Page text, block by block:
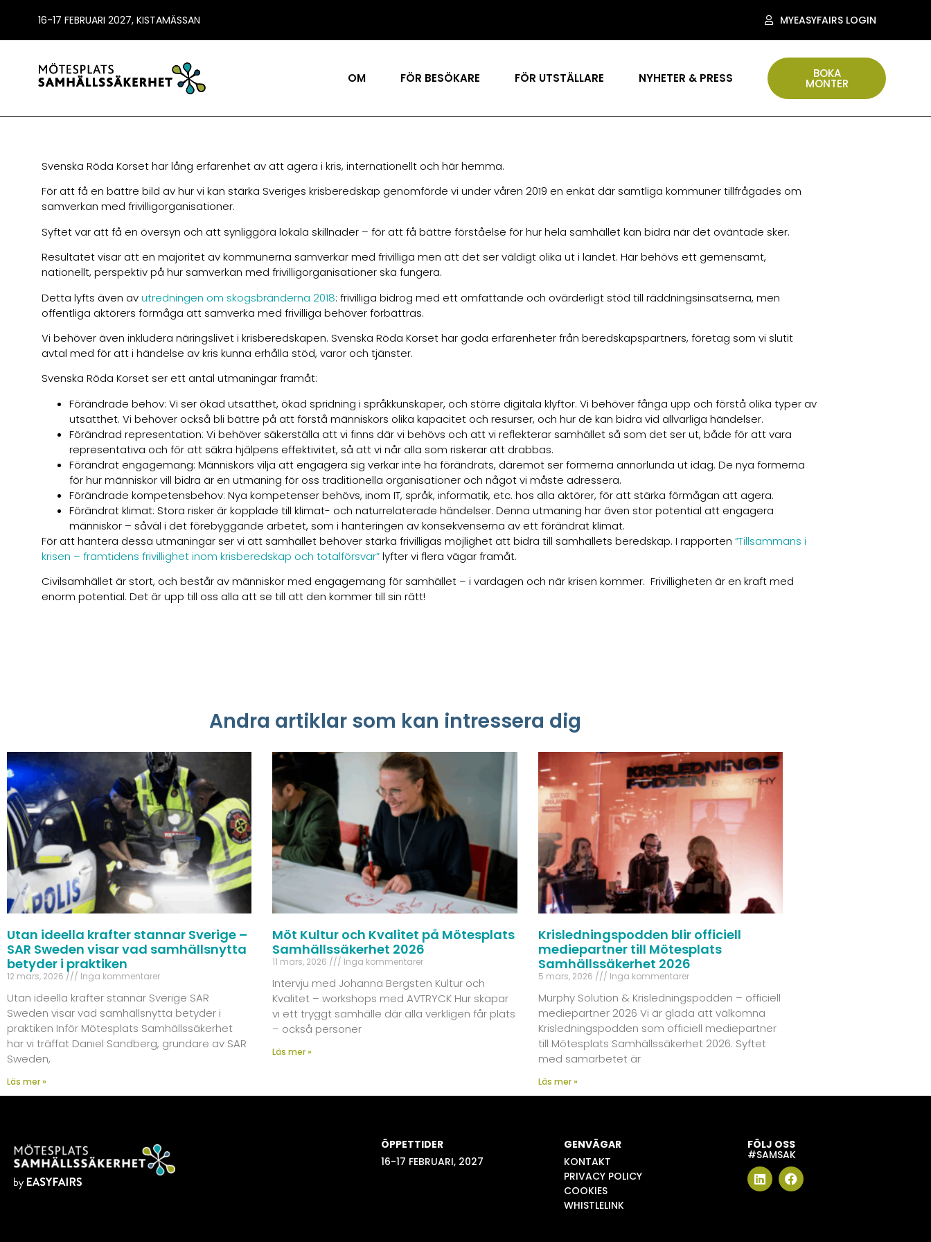
16-17 FEBRUARI 2027, KISTAMÄSSAN MYEASYFAIRS LOGIN
OM FÖR BESÖKARE FÖR UTSTÄLLARE NYHETER & PRESS BOKA
MONTER
Svenska Röda Korset har lång erfarenhet av att agera i kris, internationellt och här hemma.
För att få en bättre bild av hur vi kan stärka Sveriges krisberedskap genomförde vi under våren 2019 en enkät där samtliga kommuner tillfrågades om
samverkan med frivilligorganisationer.
Syftet var att få en översyn och att synliggöra lokala skillnader – för att få bättre förståelse för hur hela samhället kan bidra när det oväntade sker.
Resultatet visar att en majoritet av kommunerna samverkar med frivilliga men att det ser väldigt olika ut i landet. Här behövs ett gemensamt,
nationellt, perspektiv på hur samverkan med frivilligorganisationer ska fungera.
Detta lyfts även avutredningen om skogsbränderna 2018: frivilliga bidrog med ett omfattande och ovärderligt stöd till räddningsinsatserna, men
offentliga aktörers förmåga att samverka med frivilliga behöver förbättras.
Vi behöver även inkludera näringslivet i krisberedskapen. Svenska Röda Korset har goda erfarenheter från beredskapspartners, företag som vi slutit
avtal med för att i händelse av kris kunna erhålla stöd, varor och tjänster.
Svenska Röda Korset ser ett antal utmaningar framåt:
Förändrade behov: Vi ser ökad utsatthet, ökad spridning i språkkunskaper, och större digitala klyftor. Vi behöver fånga upp och förstå olika typer av
utsatthet. Vi behöver också bli bättre på att förstå människors olika kapacitet och resurser, och hur de kan bidra vid allvarliga händelser.
Förändrad representation: Vi behöver säkerställa att vi finns där vi behövs och att vi reflekterar samhället så som det ser ut, både för att vara
representativa och för att säkra hjälpens effektivitet, så att vi når alla som riskerar att drabbas.
Förändrat engagemang: Människors vilja att engagera sig verkar inte ha förändrats, däremot ser formerna annorlunda ut idag. De nya formerna
för hur människor vill bidra är en utmaning för oss traditionella organisationer och något vi måste adressera.
Förändrade kompetensbehov: Nya kompetenser behövs, inom IT, språk, informatik, etc. hos alla aktörer, för att stärka förmågan att agera.
Förändrat klimat: Stora risker är kopplade till klimat- och naturrelaterade händelser. Denna utmaning har även stor potential att engagera
människor – såväl i det förebyggande arbetet, som i hanteringen av konsekvenserna av ett förändrat klimat.
För att hantera dessa utmaningar ser vi att samhället behöver stärka frivilligas möjlighet att bidra till samhällets beredskap. I rapporten ”Tillsammans i
krisen – framtidens frivillighet inom krisberedskap och totalförsvar”lyfter vi flera vägar framåt.
Civilsamhället är stort, och består av människor med engagemang för samhället – i vardagen och när krisen kommer. Frivilligheten är en kraft med
enorm potential. Det är upp till oss alla att se till att den kommer till sin rätt!
Andra artiklar som kan intressera dig
Utan ideella krafter stannar Sverige –
SAR Sweden visar vad samhällsnytta
betyder i praktiken
12 mars, 2026 Inga kommentarer
Utan ideella krafter stannar Sverige SAR
Sweden visar vad samhällsnytta betyder i
praktiken Inför Mötesplats Samhällssäkerhet
har vi träffat Daniel Sandberg, grundare av SAR
Sweden,
Läs mer »
Möt Kultur och Kvalitet på Mötesplats
Samhällssäkerhet 2026
11 mars, 2026 Inga kommentarer
Intervju med Johanna Bergsten Kultur och
Kvalitet – workshops med AVTRYCK Hur skapar
vi ett tryggt samhälle där alla verkligen får plats
– också personer
Läs mer »
Krisledningspodden blir officiell
mediepartner till Mötesplats
Samhällssäkerhet 2026
5 mars, 2026 Inga kommentarer
Murphy Solution & Krisledningspodden – officiell
mediepartner 2026 Vi är glada att välkomna
Krisledningspodden som officiell mediepartner
till Mötesplats Samhällssäkerhet 2026. Syftet
med samarbetet är
Läs mer »
ÖPPETTIDER
16-17 FEBRUARI, 2027
GENVÄGAR
KONTAKT
PRIVACY POLICY
COOKIES
WHISTLELINK
FÖLJ OSS
#SAMSAK